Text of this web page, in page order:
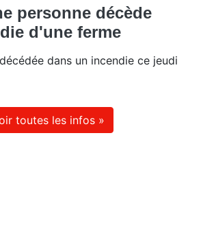
personne décède
d'une ferme
dans un incendie ce jeudi
toutes les infos »